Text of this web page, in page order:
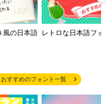
風の日本語
レトロな日本語フォ
おすすめのフォント一覧